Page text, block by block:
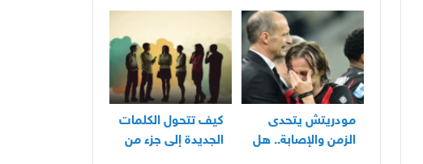
انستقرام بسرعة
مودريتش يتحدى
الزمن والإصابة.. هل
كيف تتحول الكلمات
الجديدة إلى جزء من